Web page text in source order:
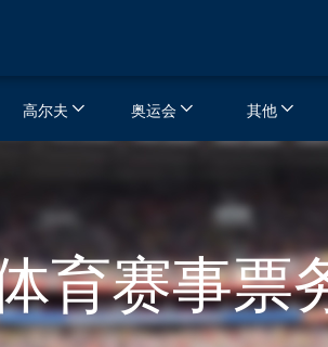
高尔夫 奥运会 其他
育赛事票